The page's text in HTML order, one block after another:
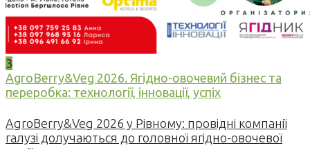
3
AgroBerry&Veg 2026. Ягідно-овочевий бізнес та
переробка: технології, інновації, успіх
AgroBerry&Veg 2026 у Рівному: провідні компанії
галузі долучаються до головної ягідно-овочевої